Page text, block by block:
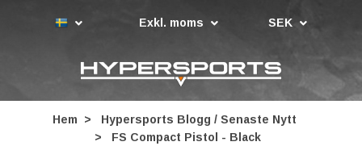
Exkl. moms SEK
Hem
Hypersports Blogg / Senaste Nytt
FS Compact Pistol - Black